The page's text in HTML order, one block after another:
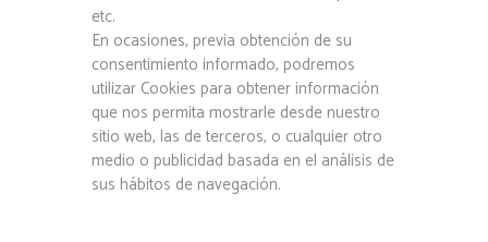
etc.
En ocasiones, previa obtención de su
consentimiento informado, podremos
utilizar Cookies para obtener información
que nos permita mostrarle desde nuestro
sitio web, las de terceros, o cualquier otro
medio o publicidad basada en el análisis de
sus hábitos de navegación.